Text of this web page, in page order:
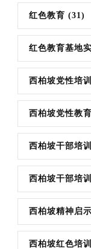
红色教育 (31)
红色教育基地
西柏坡党性培
西柏坡党性教育
西柏坡干部培训
西柏坡干部培
西柏坡精神启示
西柏坡红色培训